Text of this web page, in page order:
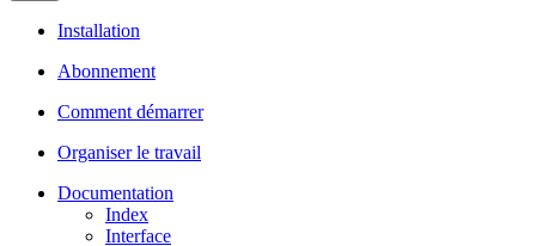
Installation
Abonnement
Comment démarrer
Organiser le travail
Documentation
Index
Interface